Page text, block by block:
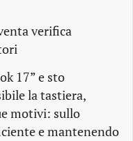
verifica
17” e sto
la tastiera,
motivi: sullo
e mantenendo